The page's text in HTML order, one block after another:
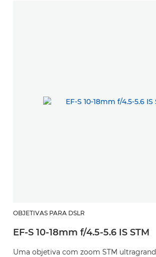
OBJETIVAS PARA DSLR
EF-S 10-18mm f/4.5-5.6 IS STM
Uma objetiva com zoom STM